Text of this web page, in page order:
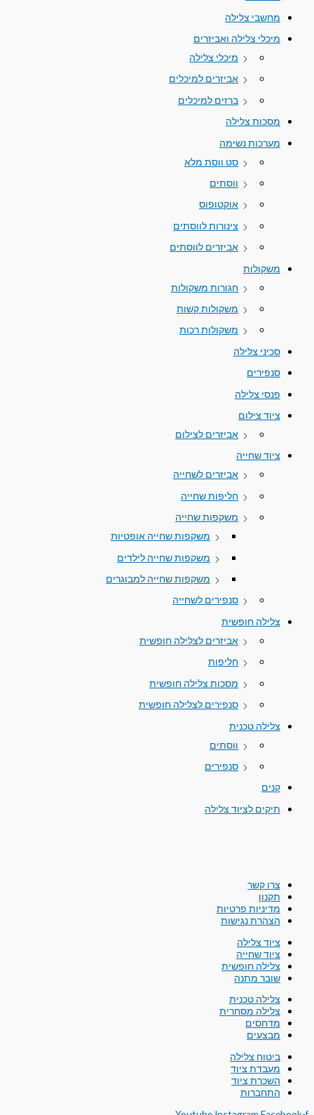
מחשבי צלילה
מיכלי צלילה ואביזרים
מיכלי צלילה
אביזרים למיכלים
ברזים למיכלים
מסכות צלילה
מערכות נשימה
סט ווסת מלא
ווסתים
אוקטופוס
צינורות לווסתים
אביזרים לווסתים
משקולות
חגורות משקולות
משקולות קשות
משקולות רכות
סכיני צלילה
סנפירים
פנסי צלילה
ציוד צילום
אביזרים לצילום
ציוד שחייה
אביזרים לשחייה
חליפות שחייה
משקפות שחייה
משקפות שחייה אופטיות
משקפות שחייה לילדים
משקפות שחייה למבוגרים
סנפירים לשחייה
צלילה חופשית
אביזרים לצלילה חופשית
חליפות
מסכות צלילה חופשית
סנפירים לצלילה חופשית
צלילה טכנית
ווסתים
סנפירים
קנים
תיקים לציוד צלילה
צרו קשר
תקנון
מדיניות פרטיות
הצהרת נגישות
ציוד צלילה
ציוד שחייה
צלילה חופשית
שובר מתנה
צלילה טכנית
צלילה מסחרית
מדחסים
מבצעים
ביטוח צלילה
מעבדת ציוד
השכרת ציוד
התחברות